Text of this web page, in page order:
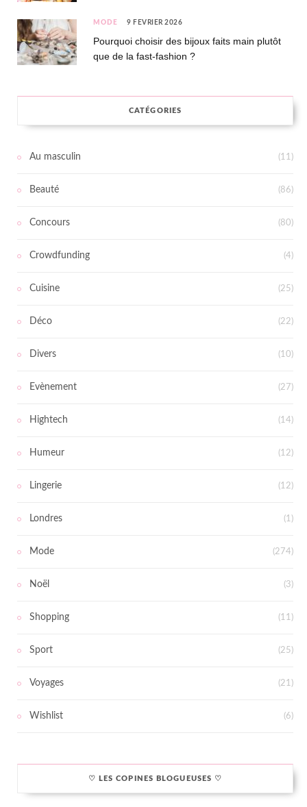
MODE 9 FÉVRIER 2026
Pourquoi choisir des bijoux faits main plutôt
que de la fast-fashion ?
CATÉGORIES
Au masculin (11)
Beauté (86)
Concours (80)
Crowdfunding (4)
Cuisine (25)
Déco (22)
Divers (10)
Evènement (27)
Hightech (14)
Humeur (12)
Lingerie (12)
Londres (1)
Mode (274)
Noël (3)
Shopping (11)
Sport (25)
Voyages (21)
Wishlist (6)
♡ LES COPINES BLOGUEUSES ♡